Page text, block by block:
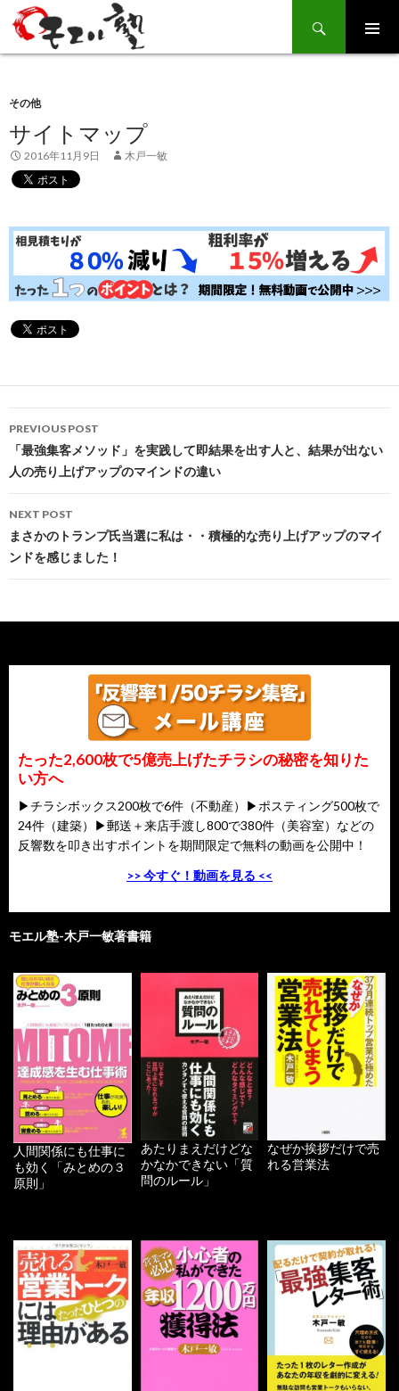
Search
SKIP
TO
その他
サイトマップ
2016年11月9日 木戸一敏
Post
navigation
PREVIOUS POST
「最強集客メソッド」を実践して即結果を出す人と、結果が出ない
人の売り上げアップのマインドの違い
NEXT POST
まさかのトランプ氏当選に私は・・積極的な売り上げアップのマイ
ンドを感じました！
たった2,600枚で5億売上げたチラシの秘密を知りた
い方へ
▶チラシボックス200枚で6件（不動産）▶ポスティング500枚で
24件（建築）▶郵送＋来店手渡し800で380件（美容室）などの
反響数を叩き出すポイントを期間限定で無料の動画を公開中！
>> 今すぐ！動画を見る <<
モエル塾-木戸一敏著書籍
人間関係にも仕事に
も効く「みとめの３
原則」
あたりまえだけどな
かなかできない「質
問のルール」
なぜか挨拶だけで売
れる営業法